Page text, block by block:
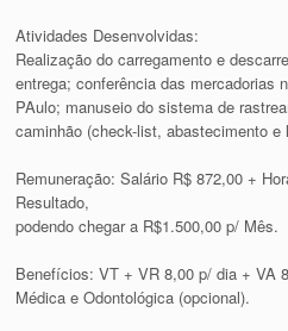
Atividades Desenvolvidas:
Realização do carregamento e
entrega; conferência das mercadorias
PAulo; manuseio do sistema de
caminhão (check-list, abastecimento e
Remuneração: Salário R$ 872,00 +
Resultado,
podendo chegar a R$1.500,00 p/ Mês.
Benefícios: VT + VR 8,00 p/ dia + VA
Médica e Odontológica (opcional).